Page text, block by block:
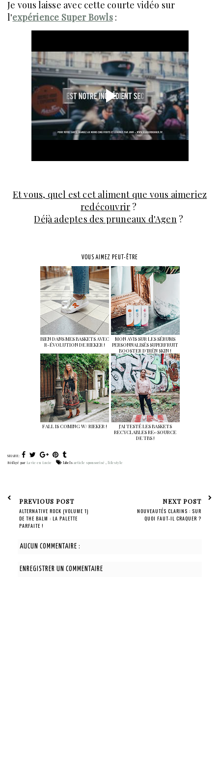
Je vous laisse avec cette courte vidéo sur
l'expérience Super Bowls:
Et vous, quel est cet aliment que vous aimeriez
redécouvrir ?
Déjà adeptes des pruneaux d'Agen?
VOUS AIMEZ PEUT-ÊTRE
BIEN DANS MES BASKETS AVEC
R-ÉVOLUTION DE RIEKER !
MON AVIS SUR LES SÉRUMS
PERSONNALISÉS SUPERFRUIT
BOOSTER D'IRÉN SKIN !
FALL IS COMING W/ RIEKER !
J'AI TESTÉ LES BASKETS
RECYCLABLES RE<-SOURCE
DE TBS !
SHARE:
Rédigé par La vie en Lucie labels article sponsorisé , lifestyle
PREVIOUS POST
ALTERNATIVE ROCK (VOLUME 1)
DE THE BALM : LA PALETTE
PARFAITE !
NEXT POST
NOUVEAUTÉS CLARINS : SUR
QUOI FAUT-IL CRAQUER ?
AUCUN COMMENTAIRE :
ENREGISTRER UN COMMENTAIRE